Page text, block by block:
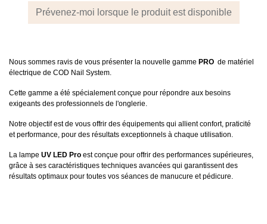
Prévenez-moi lorsque le produit est disponible
Nous sommes ravis de vous présenter la nouvelle gamme PRO de matériel
électrique de COD Nail System.
Cette gamme a été spécialement conçue pour répondre aux besoins
exigeants des professionnels de l'onglerie.
Notre objectif est de vous offrir des équipements qui allient confort, praticité
et performance, pour des résultats exceptionnels à chaque utilisation.
La lampe UV LED Pro est conçue pour offrir des performances supérieures,
grâce à ses caractéristiques techniques avancées qui garantissent des
résultats optimaux pour toutes vos séances de manucure et pédicure.